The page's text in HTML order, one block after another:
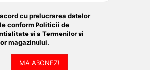
cu prelucrarea datelor
conform Politicii de
si a Termenilor si
magazinului.
MA ABONEZ!